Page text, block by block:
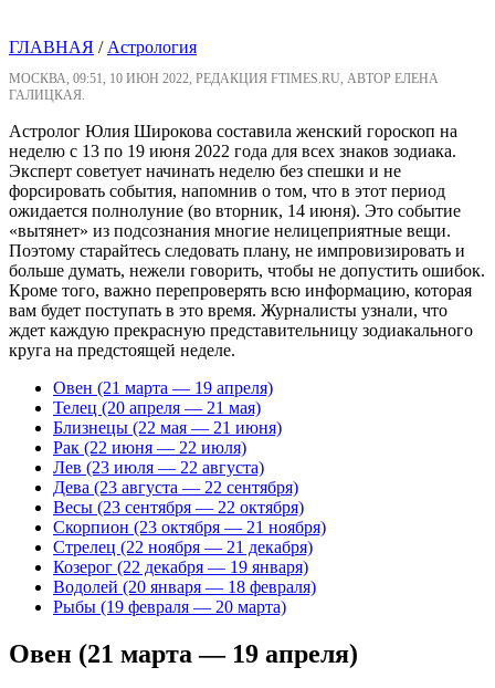
ГЛАВНАЯ /Астрология
МОСКВА, 09:51, 10 ИЮН 2022, РЕДАКЦИЯ FTIMES.RU, АВТОР ЕЛЕНА
ГАЛИЦКАЯ.
Астролог Юлия Широкова составила женский гороскоп на
неделю с 13 по 19 июня 2022 года для всех знаков зодиака.
Эксперт советует начинать неделю без спешки и не
форсировать события, напомнив о том, что в этот период
ожидается полнолуние (во вторник, 14 июня). Это событие
«вытянет» из подсознания многие нелицеприятные вещи.
Поэтому старайтесь следовать плану, не импровизировать и
больше думать, нежели говорить, чтобы не допустить ошибок.
Кроме того, важно перепроверять всю информацию, которая
вам будет поступать в это время. Журналисты узнали, что
ждет каждую прекрасную представительницу зодиакального
круга на предстоящей неделе.
Овен (21 марта — 19 апреля)
Телец (20 апреля — 21 мая)
Близнецы (22 мая — 21 июня)
Рак (22 июня — 22 июля)
Лев (23 июля — 22 августа)
Дева (23 августа — 22 сентября)
Весы (23 сентября — 22 октября)
Скорпион (23 октября — 21 ноября)
Стрелец (22 ноября — 21 декабря)
Козерог (22 декабря — 19 января)
Водолей (20 января — 18 февраля)
Рыбы (19 февраля — 20 марта)
Овен (21 марта — 19 апреля)